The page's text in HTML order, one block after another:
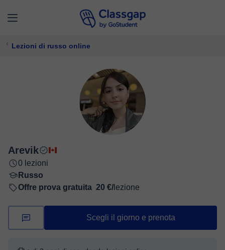
Lezioni di russo online
Arevik
0 lezioni
Russo
Offre prova gratuita 20 €/ lezione
Scegli il giorno e prenota